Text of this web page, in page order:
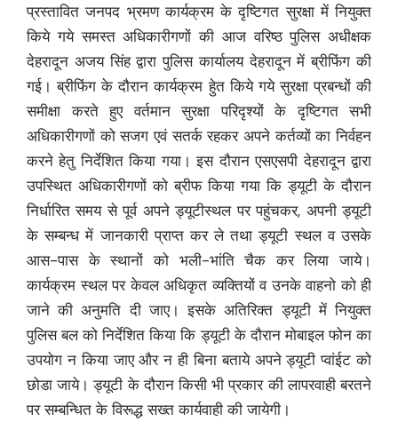
प्रस्तावित जनपद भ्रमण कार्यक्रम के दृष्टिगत सुरक्षा में नियुक्त
किये गये समस्त अधिकारीगणों की आज वरिष्ठ पुलिस अधीक्षक
देहरादून अजय सिंह द्वारा पुलिस कार्यालय देहरादून में ब्रीफिंग की
गई। ब्रीफिंग के दौरान कार्यक्रम हेुत किये गये सुरक्षा प्रबन्धों की
समीक्षा करते हुए वर्तमान सुरक्षा परिदृश्यों के दृष्टिगत सभी
अधिकारीगणों को सजग एवं सतर्क रहकर अपने कर्तव्यों का निर्वहन
करने हेतु निर्देशित किया गया। इस दौरान एसएसपी देहरादून द्वारा
उपस्थित अधिकारीगणों को ब्रीफ किया गया कि ड्यूटी के दौरान
निर्धारित समय से पूर्व अपने ड्यूटीस्थल पर पहुंचकर, अपनी ड्यूटी
के सम्बन्ध में जानकारी प्राप्त कर ले तथा ड्यूटी स्थल व उसके
आस-पास के स्थानों को भली-भांति चैक कर लिया जाये।
कार्यक्रम स्थल पर केवल अधिकृत व्यक्तियों व उनके वाहनो को ही
जाने की अनुमति दी जाए। इसके अतिरिक्त ड्यूटी में नियुक्त
पुलिस बल को निर्देशित किया कि ड्यूटी के दौरान मोबाइल फोन का
उपयोग न किया जाए और न ही बिना बताये अपने ड्यूटी प्वांईट को
छोडा जाये। ड्यूटी के दौरान किसी भी प्रकार की लापरवाही बरतने
पर सम्बन्धित के विरूद्ध सख्त कार्यवाही की जायेगी।